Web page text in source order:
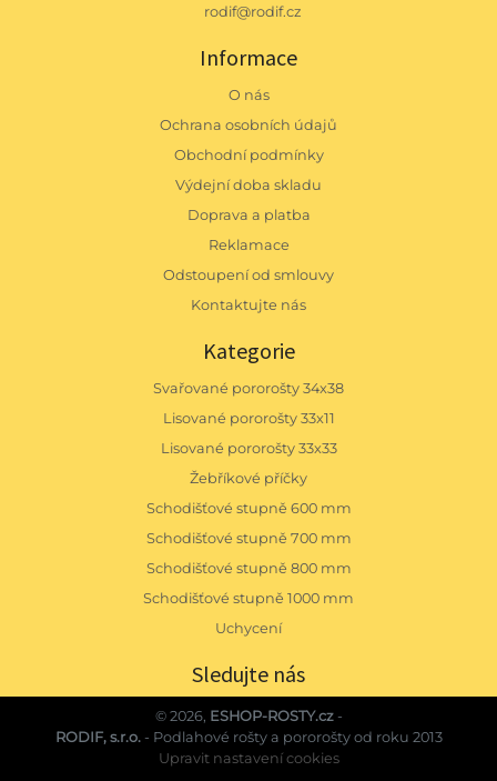
rodif@rodif.cz
Informace
O nás
Ochrana osobních údajů
Obchodní podmínky
Výdejní doba skladu
Doprava a platba
Reklamace
Odstoupení od smlouvy
Kontaktujte nás
Kategorie
Svařované pororošty 34x38
Lisované pororošty 33x11
Lisované pororošty 33x33
Žebříkové příčky
Schodišťové stupně 600 mm
Schodišťové stupně 700 mm
Schodišťové stupně 800 mm
Schodišťové stupně 1000 mm
Uchycení
Sledujte nás
© 2026, ESHOP-ROSTY.cz-
RODIF, s.r.o.- Podlahové rošty a pororošty od roku 2013
Upravit nastavení cookies